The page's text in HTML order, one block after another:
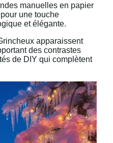
manuelles en papier
une touche
et élégante.
apparaissent
des contrastes
de DIY qui complètent